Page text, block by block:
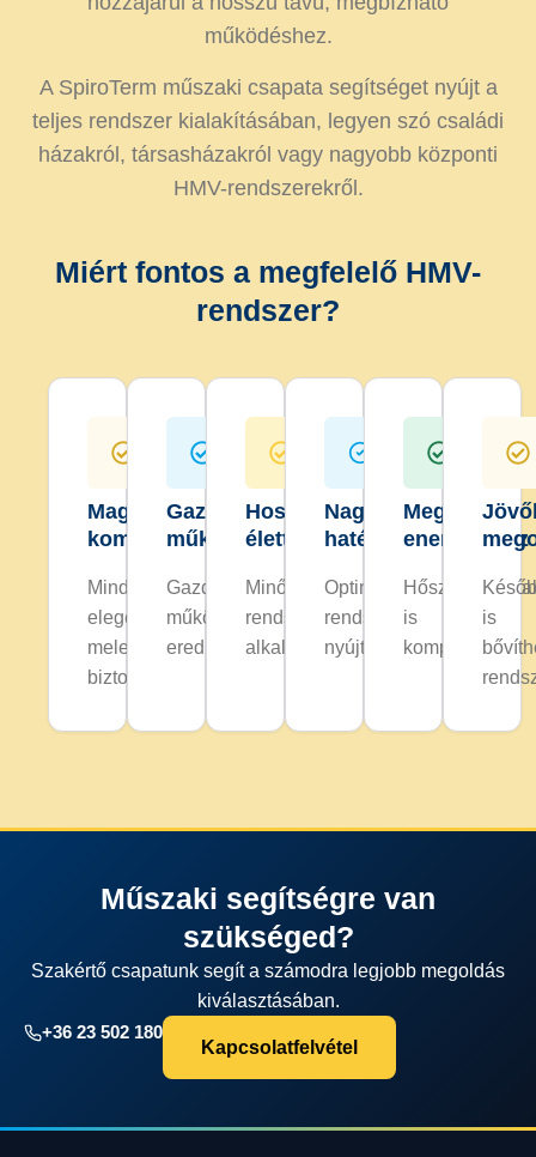
működéshez.
A SpiroTerm műszaki csapata segítséget nyújt a
teljes rendszer kialakításában, legyen szó családi
házakról, társasházakról vagy nagyobb központi
HMV-rendszerekről.
Miért fontos a megfelelő HMV-
rendszer?
Magasabb
komfort
Mindig
elegendő
melegvizet
biztosít.
Gazdaságos
működés
Gazdaságos
működést
eredményez.
Hosszabb
élettartam
Minőségi
rendszerkomponenseket
alkalmaz.
Nagyobb
hatékonyság
Optimális
rendszerkialakítás
nyújt.
Megújuló
energiákhoz
Hőszivattyúkkal
is
kompatibilis.
is
Műszaki segítségre van
szükséged?
Szakértő csapatunk segít a számodra legjobb megoldás
kiválasztásában.
+36 23 502 180
Kapcsolatfelvétel